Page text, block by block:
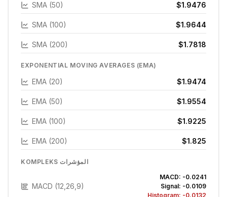
SMA (50) $1.9476
SMA (100) $1.9644
SMA (200) $1.7818
EXPONENTIAL MOVING AVERAGES (EMA)
EMA (20) $1.9474
EMA (50) $1.9554
EMA (100) $1.9225
EMA (200) $1.825
KOMPLEKS المؤشرات
MACD (12,26,9)
MACD: -0.0241
Signal: -0.0109
Histogram: -0.0132